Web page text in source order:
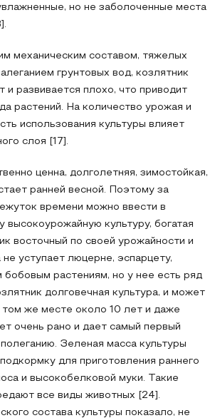
но не заболоченные места
механическим составом, тяжелых
грунтовых вод, козлятник
и развивается плохо, что приводит
растений. На количество урожая и
использования культуры влияет
слоя [17].
ценна, долголетняя, зимостойкая,
ранней весной. Поэтому за
времени можно ввести в
высокоурожайную культуру, богатая
восточный по своей урожайности и
уступает люцерне, эспарцету,
бобовым растениям, но у нее есть ряд
долговечная культура, и может
том же месте около 10 лет и даже
очень рано и дает самый первый
Зеленая масса культуры
для приготовления раннего
и высокобелковой муки. Такие
все виды животных [24].
состава культуры показало, не